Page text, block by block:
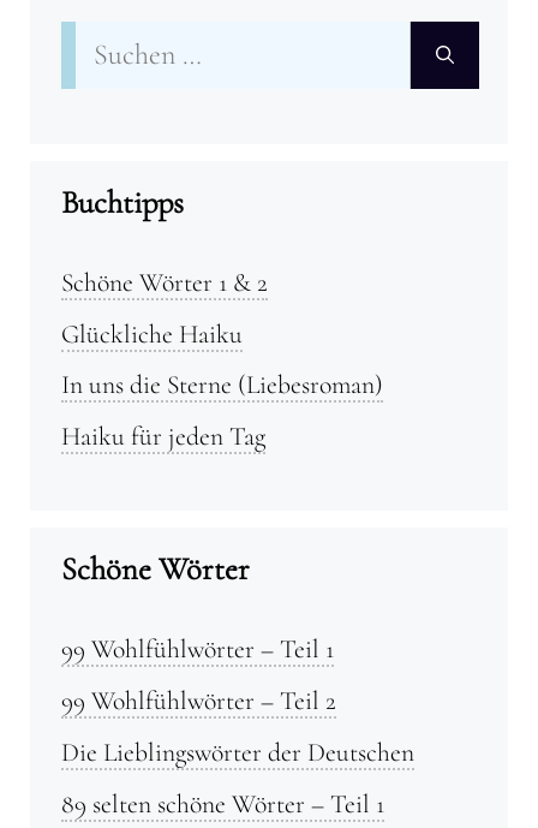
Suchen
nach:
Buchtipps
Schöne Wörter 1 & 2
Glückliche Haiku
In uns die Sterne (Liebesroman)
Haiku für jeden Tag
Schöne Wörter
99 Wohlfühlwörter – Teil 1
99 Wohlfühlwörter – Teil 2
Die Lieblingswörter der Deutschen
89 selten schöne Wörter – Teil 1